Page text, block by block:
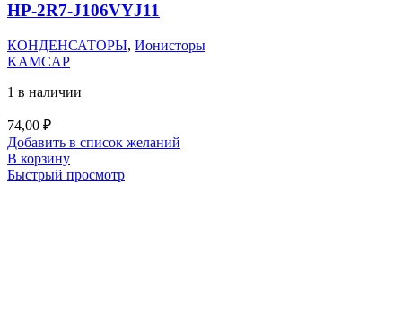
HP-2R7-J106VYJ11
КОНДЕНСАТОРЫ, Ионисторы
KAMCAP
1 в наличии
74,00 ₽
Добавить в список желаний
В корзину
Быстрый просмотр